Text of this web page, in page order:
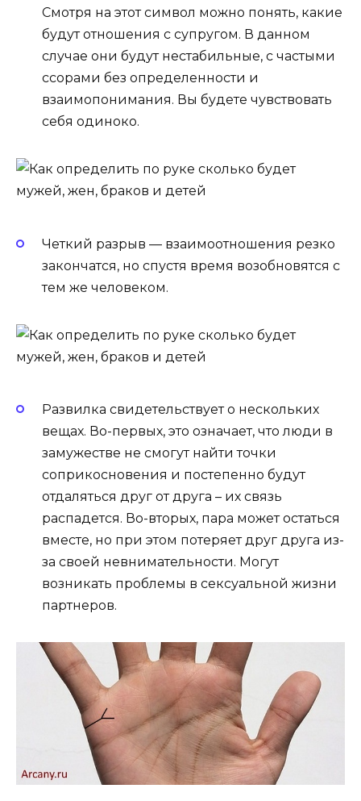
Смотря на этот символ можно понять, какие
будут отношения с супругом. В данном
случае они будут нестабильные, с частыми
ссорами без определенности и
взаимопонимания. Вы будете чувствовать
себя одиноко.
Четкий разрыв — взаимоотношения резко
закончатся, но спустя время возобновятся с
тем же человеком.
Развилка свидетельствует о нескольких
вещах. Во-первых, это означает, что люди в
замужестве не смогут найти точки
соприкосновения и постепенно будут
отдаляться друг от друга – их связь
распадется. Во-вторых, пара может остаться
вместе, но при этом потеряет друг друга из-
за своей невнимательности. Могут
возникать проблемы в сексуальной жизни
партнеров.